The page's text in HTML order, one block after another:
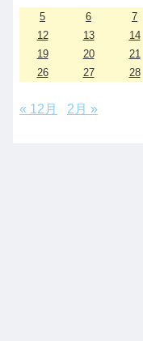
5
6 7
12
13 14
19
20 21
26
27 28
« 12月 2月 »